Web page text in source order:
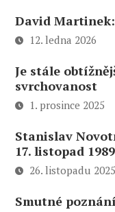
David
12. ledna 2026
Je stále
svrchovanost
1. prosince 2025
Stanislav
17. listopad
26. listopadu 2025
Smutné poznání